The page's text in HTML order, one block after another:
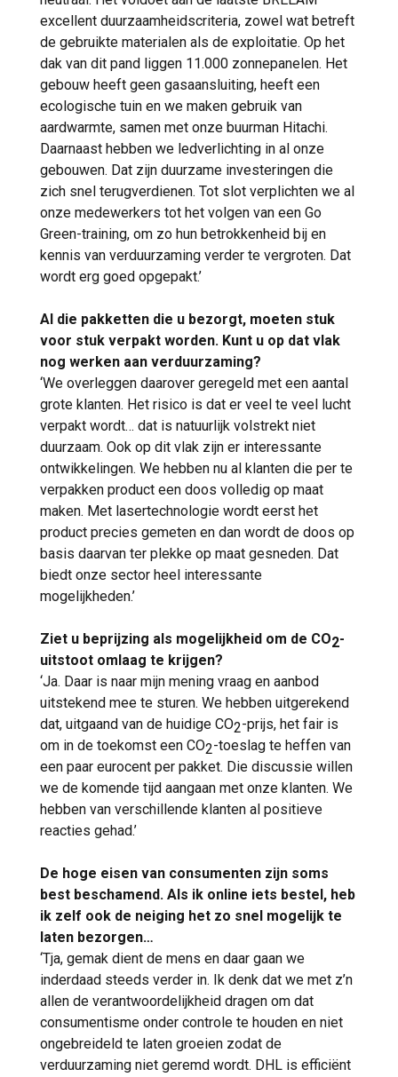
excellent duurzaamheidscriteria, zowel wat betreft
de gebruikte materialen als de exploitatie. Op het
dak van dit pand liggen 11.000 zonnepanelen. Het
gebouw heeft geen gasaansluiting, heeft een
ecologische tuin en we maken gebruik van
aardwarmte, samen met onze buurman Hitachi.
Daarnaast hebben we ledverlichting in al onze
gebouwen. Dat zijn duurzame investeringen die
zich snel terugverdienen. Tot slot verplichten we al
onze medewerkers tot het volgen van een Go
Green-training, om zo hun betrokkenheid bij en
kennis van verduurzaming verder te vergroten. Dat
wordt erg goed opgepakt.’
Al die pakketten die u bezorgt, moeten stuk
voor stuk verpakt worden. Kunt u op dat vlak
nog werken aan verduurzaming?
‘We overleggen daarover geregeld met een aantal
grote klanten. Het risico is dat er veel te veel lucht
verpakt wordt… dat is natuurlijk volstrekt niet
duurzaam. Ook op dit vlak zijn er interessante
ontwikkelingen. We hebben nu al klanten die per te
verpakken product een doos volledig op maat
maken. Met lasertechnologie wordt eerst het
product precies gemeten en dan wordt de doos op
basis daarvan ter plekke op maat gesneden. Dat
biedt onze sector heel interessante
mogelijkheden.’
Ziet u beprijzing als mogelijkheid om de CO2-
uitstoot omlaag te krijgen?
‘Ja. Daar is naar mijn mening vraag en aanbod
uitstekend mee te sturen. We hebben uitgerekend
dat, uitgaand van de huidige CO2-prijs, het fair is
om in de toekomst een CO2-toeslag te heffen van
een paar eurocent per pakket. Die discussie willen
we de komende tijd aangaan met onze klanten. We
hebben van verschillende klanten al positieve
reacties gehad.’
De hoge eisen van consumenten zijn soms
best beschamend. Als ik online iets bestel, heb
ik zelf ook de neiging het zo snel mogelijk te
laten bezorgen…
‘Tja, gemak dient de mens en daar gaan we
inderdaad steeds verder in. Ik denk dat we met z’n
allen de verantwoordelijkheid dragen om dat
consumentisme onder controle te houden en niet
ongebreideld te laten groeien zodat de
verduurzaming niet geremd wordt. DHL is efficiënt